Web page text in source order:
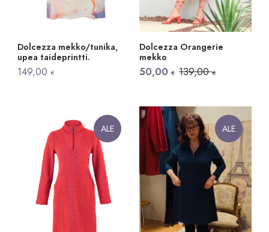
Dolcezza mekko/tunika,
upea taideprintti.
149,00€
Dolcezza Orangerie
mekko
139,00€
Alkuperäinen
hinta
50,00 €
Nykyinen
hinta
ALE ALE